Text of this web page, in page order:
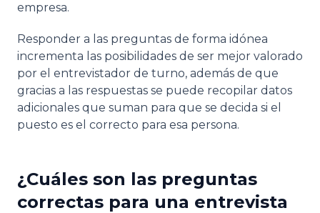
empresa.
Responder a las preguntas de forma idónea
incrementa las posibilidades de ser mejor valorado
por el entrevistador de turno, además de que
gracias a las respuestas se puede recopilar datos
adicionales que suman para que se decida si el
puesto es el correcto para esa persona.
¿Cuáles son las preguntas
correctas para una entrevista